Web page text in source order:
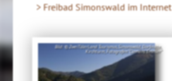
> Freibad Simonswald im Internet
Bild: © ZweiTälerLand Tourismus,Simonswald, Dorfmitte,
Kirchturm, Fotografen "Clemens Emmler"